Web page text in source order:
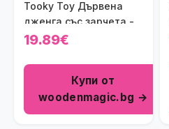
Tooky Toy Дървена
дженга със зарчета -
Животни
19.89€
Купи от
woodenmagic.bg →